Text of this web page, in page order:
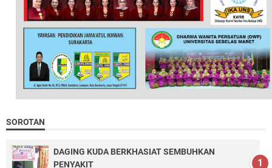
SOROTAN
DAGING KUDA BERKHASIAT SEMBUHKAN
PENYAKIT